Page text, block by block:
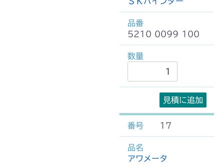
5210 0099 100
見積に追加
17
アワメータ